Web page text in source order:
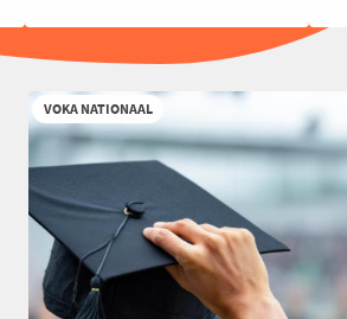
VOKA NATIONAAL